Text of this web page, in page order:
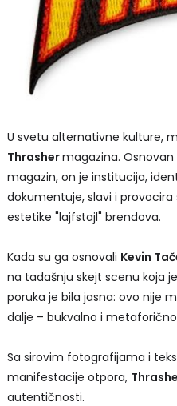
U svetu alternativne kulture,
Thrashermagazina. Osnovan
magazin, on je institucija,
dokumentuje, slavi i
estetike "lajfstajl" brendova.
Kada su ga osnovali Kevin
na tadašnju skejt scenu koja
poruka je bila jasna: ovo nije
dalje – bukvalno i
Sa sirovim fotografijama i
manifestacije otpora,
autentičnosti.